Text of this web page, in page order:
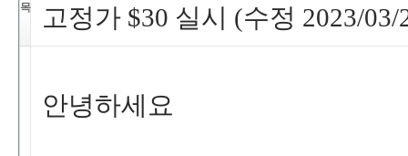
목
고정가$30실시(수정2023/03/
안녕하세요